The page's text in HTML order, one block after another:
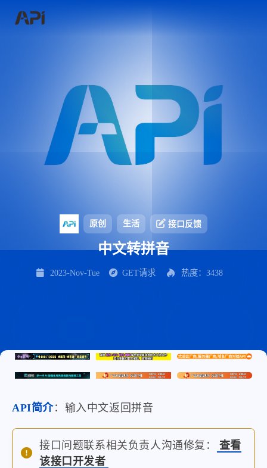
原创 生活 接口反馈
中文转拼音
2023-Nov-Tue GET请求 热度：3438
API简介：输入中文返回拼音
接口问题联系相关负责人沟通修复：
查看
该接口开发者